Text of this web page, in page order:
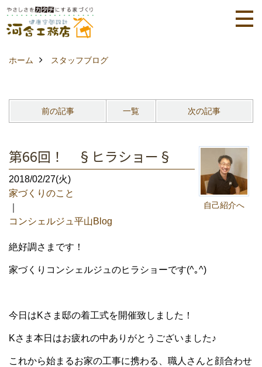
ホーム スタッフブログ
前の記事 一覧 次の記事
自己紹介へ
第66回！ §ヒラショー§
2018/02/27(火)
家づくりのこと
コンシェルジュ平山Blog
絶好調さまです！
家づくりコンシェルジュのヒラショーです(^｡^)
今日はKさま邸の着工式を開催致しました！
Kさま本日はお疲れの中ありがとうございました♪
これから始まるお家の工事に携わる、職人さんと顔合わせ